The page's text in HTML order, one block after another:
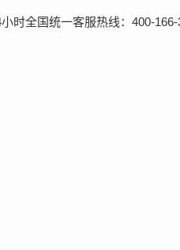
时全国统一客服热线：400-